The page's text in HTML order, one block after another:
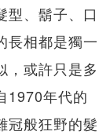
型、鬍子、口
長相都是獨一
，或許只是多
1970年代的
冠般狂野的髮